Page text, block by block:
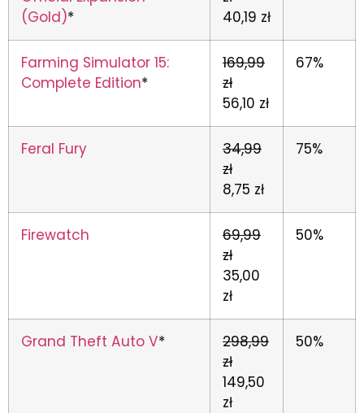
(Gold)*
40,19 zł
Farming Simulator 15:
Complete Edition*
169,99
zł
56,10 zł
67%
Feral Fury
34,99
zł
8,75 zł
75%
Firewatch
69,99
zł
35,00
zł
50%
Grand Theft Auto V*
298,99
zł
149,50
zł
50%